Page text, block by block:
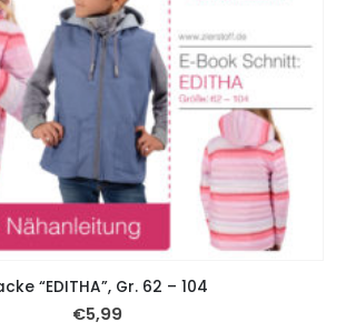
“EDITHA”, Gr. 62 – 104
€5,99